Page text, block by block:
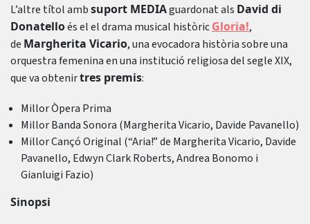
L’altre títol ambsuport MEDIAguardonat als David di
Donatelloés el el drama musical històricGloria!,
de Margherita Vicario, una evocadora història sobre una
orquestra femenina en una institució religiosa del segle XIX,
que va obtenirtres premis:
Millor Òpera Prima
Millor Banda Sonora (Margherita Vicario, Davide Pavanello)
Millor Cançó Original (“Aria!” de Margherita Vicario, Davide
Pavanello, Edwyn Clark Roberts, Andrea Bonomo i
Gianluigi Fazio)
Sinopsi